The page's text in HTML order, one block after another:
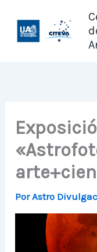
contenido
PorAstro